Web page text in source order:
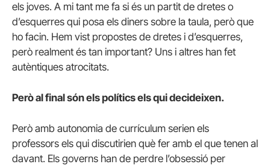
els joves. A mi tant me fa si és un partit de dretes o
d’esquerres qui posa els diners sobre la taula, però que
ho facin. Hem vist propostes de dretes i d’esquerres,
però realment és tan important? Uns i altres han fet
autèntiques atrocitats.
Però al final són els polítics els qui decideixen.
Però amb autonomia de currículum serien els
professors els qui discutirien què fer amb el que tenen al
davant. Els governs han de perdre l’obsessió per